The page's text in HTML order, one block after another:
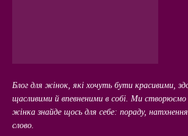
Блог для жінок, які хочуть бути красивими,
щасливими й впевненими в собі. Ми
жінка знайде щось для себе: пораду,
слово.